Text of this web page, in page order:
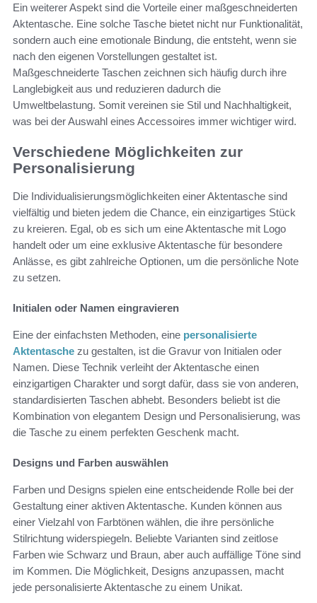
Ein weiterer Aspekt sind die Vorteile einer maßgeschneiderten
Aktentasche. Eine solche Tasche bietet nicht nur Funktionalität,
sondern auch eine emotionale Bindung, die entsteht, wenn sie
nach den eigenen Vorstellungen gestaltet ist.
Maßgeschneiderte Taschen zeichnen sich häufig durch ihre
Langlebigkeit aus und reduzieren dadurch die
Umweltbelastung. Somit vereinen sie Stil und Nachhaltigkeit,
was bei der Auswahl eines Accessoires immer wichtiger wird.
Verschiedene Möglichkeiten zur
Personalisierung
Die Individualisierungsmöglichkeiten einer Aktentasche sind
vielfältig und bieten jedem die Chance, ein einzigartiges Stück
zu kreieren. Egal, ob es sich um eine Aktentasche mit Logo
handelt oder um eine exklusive Aktentasche für besondere
Anlässe, es gibt zahlreiche Optionen, um die persönliche Note
zu setzen.
Initialen oder Namen eingravieren
Eine der einfachsten Methoden, eine personalisierte
Aktentasche zu gestalten, ist die Gravur von Initialen oder
Namen. Diese Technik verleiht der Aktentasche einen
einzigartigen Charakter und sorgt dafür, dass sie von anderen,
standardisierten Taschen abhebt. Besonders beliebt ist die
Kombination von elegantem Design und Personalisierung, was
die Tasche zu einem perfekten Geschenk macht.
Designs und Farben auswählen
Farben und Designs spielen eine entscheidende Rolle bei der
Gestaltung einer aktiven Aktentasche. Kunden können aus
einer Vielzahl von Farbtönen wählen, die ihre persönliche
Stilrichtung widerspiegeln. Beliebte Varianten sind zeitlose
Farben wie Schwarz und Braun, aber auch auffällige Töne sind
im Kommen. Die Möglichkeit, Designs anzupassen, macht
jede personalisierte Aktentasche zu einem Unikat.